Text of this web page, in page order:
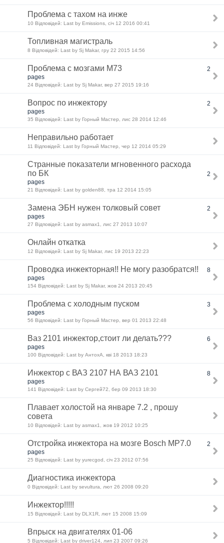
Проблема с тахом на инже
10 Відповідей: Last by Emissions, січ 12 2016 00:41
Топливная магистраль
8 Відповідей: Last by Sj Makar, гру 22 2015 14:56
Проблема с мозгами М73
2
pages
24 Відповідей: Last by Sj Makar, вер 27 2015 19:16
Вопрос по инжектору
2
pages
35 Відповідей: Last by Горный Мастер, лис 28 2014 12:46
Неправильно работает
11 Відповідей: Last by Горный Мастер, чер 12 2014 05:29
Странные показатели мгновенного расхода
по БК
2
pages
21 Відповідей: Last by golden88, тра 12 2014 15:05
Замена ЭБН нужен толковый совет
2
pages
27 Відповідей: Last by asmax1, лис 27 2013 10:07
Онлайн откатка
12 Відповідей: Last by Sj Makar, лис 19 2013 22:23
Проводка инжекторная!! Не могу разобратся!!
8
pages
154 Відповідей: Last by Sj Makar, жов 24 2013 20:45
Проблема с холодным пуском
3
pages
56 Відповідей: Last by Горный Мастер, вер 01 2013 22:48
Ваз 2101 инжектор,стоит ли делать???
6
pages
100 Відповідей: Last by АнтохА, кві 18 2013 18:23
Инжектор с ВАЗ 2107 НА ВАЗ 2101
8
pages
141 Відповідей: Last by Сергей72, бер 09 2013 18:30
Плавает холостой на январе 7.2 , прошу
совета
10 Відповідей: Last by asmax1, жов 19 2012 10:25
Отстройка инжектора на мозге Bosch MP7.0
2
pages
25 Відповідей: Last by yurecgod, січ 23 2012 07:56
Диагностика инжектора
0 Відповідей: Last by sevultura, лют 26 2008 09:20
Инжектор!!!!!
15 Відповідей: Last by DLX1R, лют 15 2008 15:09
Впрыск на двигателях 01-06
5 Відповідей: Last by driver124, лип 23 2007 09:26